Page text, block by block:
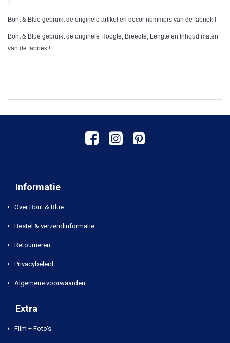
Bont & Blue gebruikt de originele artikel en decor nummers van de fabriek !
Bont & Blue gebruikt de originele Hoogte, Breedte, Lengte en Inhoud maten
van de fabriek !
Informatie
Over Bont & Blue
Bestel & verzendinformatie
Retourneren
Privacybeleid
Algemene voorwaarden
Extra
Film + Foto's